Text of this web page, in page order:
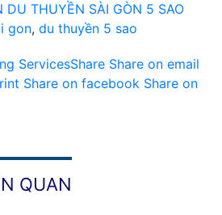
DU THUYỀN SÀI GÒN 5 SAO
gon, du thuyền 5 sao
ServicesShare Share on email
Share on facebook Share on
QUAN